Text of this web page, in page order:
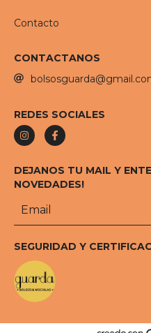
Contacto
CONTACTANOS
REDES SOCIALES
DEJANOS TU MAIL Y
NOVEDADES!
SEGURIDAD Y